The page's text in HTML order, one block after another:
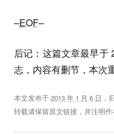
–EOF–
后记：这篇文章最早于
志，内容有删节，本次
本文发布于2013 年 1 月 6 日 ，
转载请保留原文链接，并注明作